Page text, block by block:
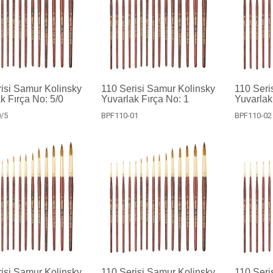
Samur Kolinsky
Fırça No: 5/0
5
110 Serisi Samur Kolinsky
Yuvarlak Fırça No: 1
BPF110-01
110
BPF110-02